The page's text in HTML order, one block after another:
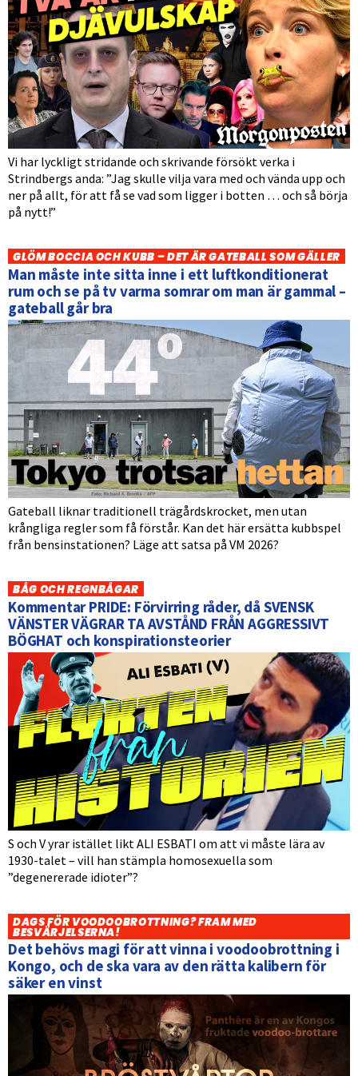
Vi har lyckligt stridande och skrivande försökt verka i
Strindbergs anda: ”Jag skulle vilja vara med och vända upp och
ner på allt, för att få se vad som ligger i botten … och så börja
på nytt!”
GLÖM BOCCIA OCH KUBB – DET ÄR GATEBALL SOM GÄLLER
Man måste inte sitta inne i ett luftkonditionerat
rum och se på tv varma somrar om man är gammal –
gateball går bra
Gateball liknar traditionell trägårdskrocket, men utan
krångliga regler som få förstår. Kan det här ersätta kubbspel
från bensinstationen? Läge att satsa på VM 2026?
BÅG OCH REGNBÅGAR
Kommentar PRIDE: Förvirring råder, då SVENSK
VÄNSTER VÄGRAR TA AVSTÅND FRÅN AGGRESSIVT
BÖGHAT och konspirationsteorier
S och V yrar istället likt ALI ESBATI om att vi måste lära av
1930-talet – vill han stämpla homosexuella som
”degenererade idioter”?
DAGS FÖR VOODOOBROTTNING? FRAM MED
BESVÄRJELSERNA!
Det behövs magi för att vinna i voodoobrottning i
Kongo, och de ska vara av den rätta kalibern för
säker en vinst